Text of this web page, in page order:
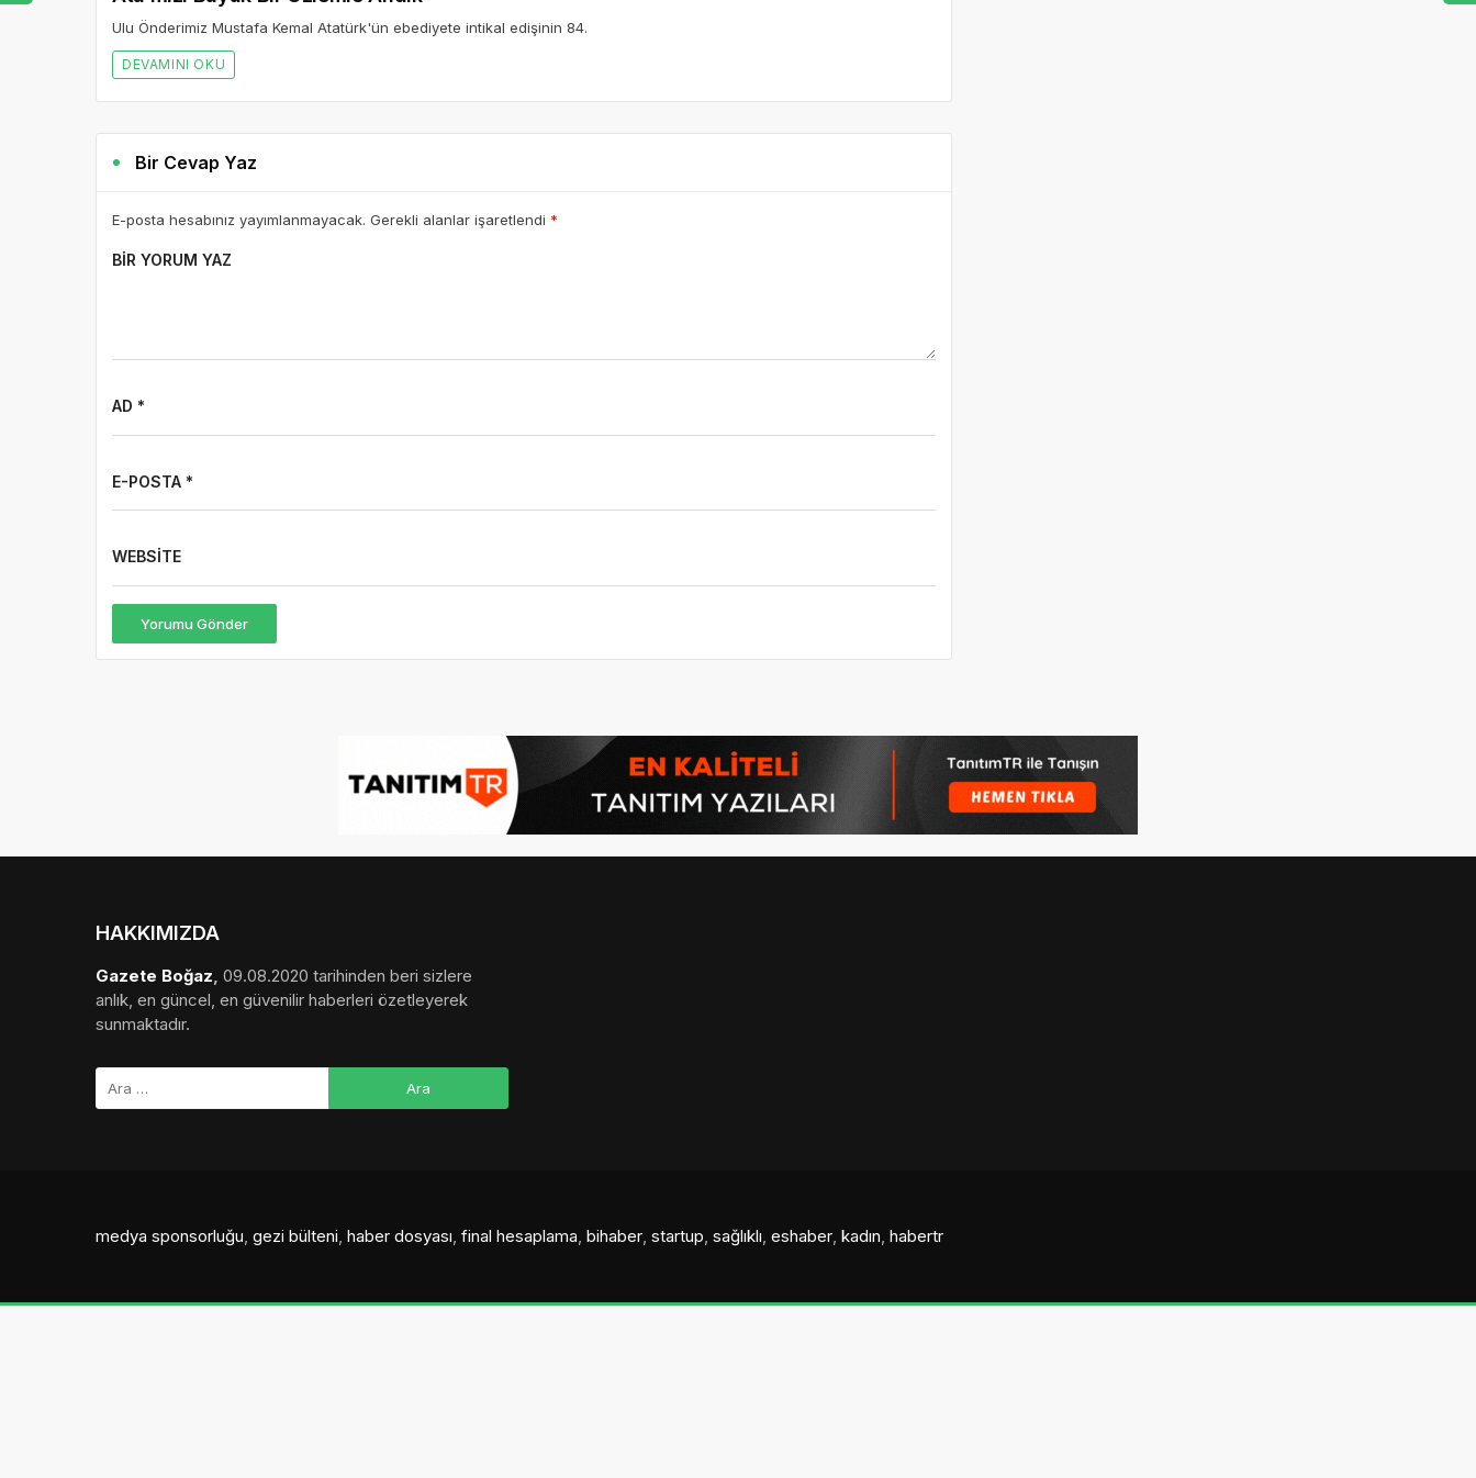
Ulu Önderimiz Mustafa Kemal Atatürk'ün ebediyete intikal edişinin 84.
DEVAMINI OKU
Bir Cevap Yaz
E-posta hesabınız yayımlanmayacak. Gerekli alanlar işaretlendi *
BIR YORUM YAZ
AD *
E-POSTA *
WEBSITE
Yorumu Gönder
HAKKIMIZDA
Gazete Boğaz, 09.08.2020 tarihinden beri sizlere
anlık, en güncel, en güvenilir haberleri özetleyerek
sunmaktadır.
medya sponsorluğu, gezi bülteni, haber dosyası, final hesaplama, bihaber, startup, sağlıklı, eshaber, kadın, habertr